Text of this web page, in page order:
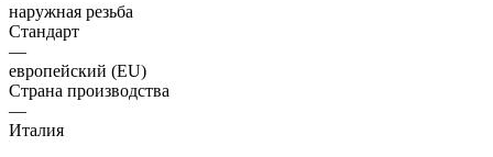
наружная резьба
Стандарт
—
европейский (EU)
Страна производства
—
Италия